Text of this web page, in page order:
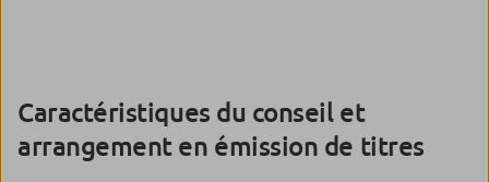
Caractéristiques du conseil et
arrangement en émission de titres